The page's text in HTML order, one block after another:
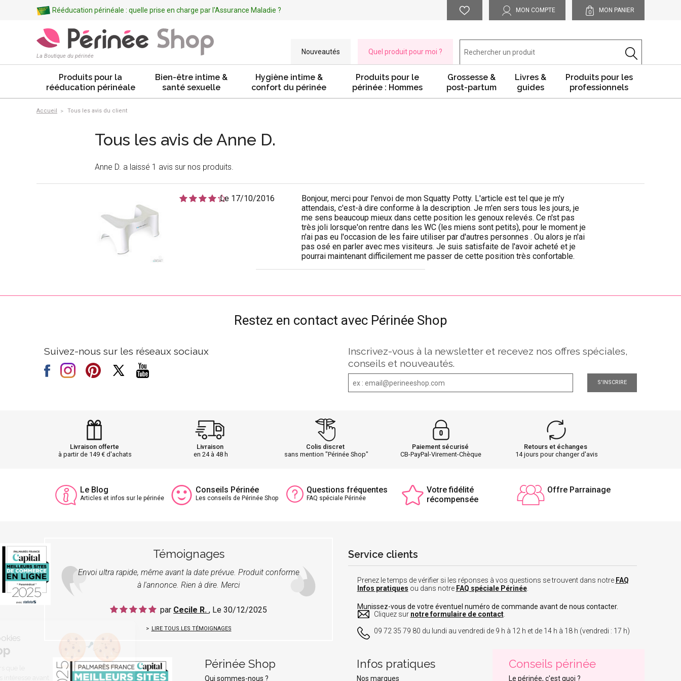
Rééducation périnéale : quelle prise en charge par l'Assurance Maladie ? MON COMPTE 0 MON PANIER
La Boutique du périnée
Nouveautés Quel produit pour moi ?
Produits pour la
rééducation périnéale
Bien-être intime &
santé sexuelle
Hygiène intime &
confort du périnée
Produits pour le
périnée : Hommes
Grossesse &
post-partum
Livres &
guides
Produits pour les
professionnels
Accueil Tous les avis du client
Tous les avis de Anne D.
Anne D. a laissé 1 avis sur nos produits.
Le 17/10/2016
Bonjour, merci pour l'envoi de mon Squatty Potty. L'article est tel que je m'y
attendais, c'est-à dire conforme à la description. Je m'en sers tous les jours, je
me sens beaucoup mieux dans cette position les genoux relevés. Ce n'st pas
très joli lorsque'on rentre dans les WC (les miens sont petits), pour le moment je
n'ai pas eu l'occasion de les faire utiliser par d'autres personnes . Ou alors je n'ai
pas osé en parler avec mes visiteurs. Je suis satisfaite de l'avoir acheté et je
pourrai maintenant difficilement me passer de cette position très confortable.
Restez en contact avec Périnée Shop
Suivez-nous sur les réseaux sociaux
Inscrivez-vous à la newsletter et recevez nos offres spéciales,
conseils et nouveautés.
S'INSCRIRE
Livraison offerte
à partir de 149 € d'achats
Livraison
en 24 à 48 h
Colis discret
sans mention "Périnée Shop"
Paiement sécurisé
CB-PayPal-Virement-Chèque
Retours et échanges
14 jours pour changer d'avis
Le Blog
Articles et infos sur le périnée
Conseils Périnée
Les conseils de Périnée Shop
Questions fréquentes
FAQ spéciale Périnée
Votre fidélité
récompensée
Offre Parrainage
Témoignages
Envoi ultra rapide, même avant la date prévue. Produit conforme
à l'annonce. Rien à dire. Merci
par Cecile R. , Le 30/12/2025
LIRE TOUS LES TÉMOIGNAGES
Service clients
Prenez le temps de vérifier si les réponses à vos questions se trouvent dans notre FAQ
Infos pratiques ou dans notre FAQ spéciale Périnée.
Munissez-vous de votre éventuel numéro de commande avant de nous contacter.
Cliquez sur notre formulaire de contact.
09 72 35 79 80 du lundi au vendredi de 9 h à 12 h et de 14 h à 18 h (vendredi : 17 h)
Périnée Shop
Qui sommes-nous ?
Infos pratiques
Nos marques
Conseils périnée
Le périnée, c'est quoi ?
C'est nous...les Cookies
Périnée Shop
On a attendu d'être sûrs que le
contenu de ce site vous intéresse avant